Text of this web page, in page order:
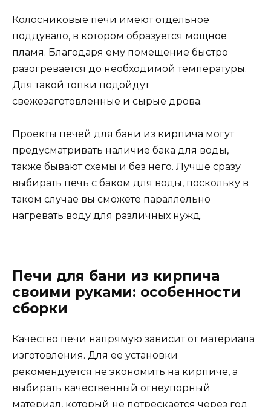
Колосниковые печи имеют отдельное
поддувало, в котором образуется мощное
пламя. Благодаря ему помещение быстро
разогревается до необходимой температуры.
Для такой топки подойдут
свежезаготовленные и сырые дрова.
Проекты печей для бани из кирпича могут
предусматривать наличие бака для воды,
также бывают схемы и без него. Лучше сразу
выбирать печь с баком для воды, поскольку в
таком случае вы сможете параллельно
нагревать воду для различных нужд.
Печи для бани из кирпича
своими руками: особенности
сборки
Качество печи напрямую зависит от материала
изготовления. Для ее установки
рекомендуется не экономить на кирпиче, а
выбирать качественный огнеупорный
материал, который не потрескается через год